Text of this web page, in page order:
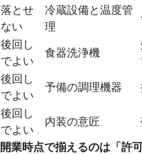
落とせ
ない
冷蔵設備と温度管
理
後回し
でよい
食器洗浄機
後回し
でよい
予備の調理機器
後回し
でよい
内装の意匠
開業時点で揃えるのは「許